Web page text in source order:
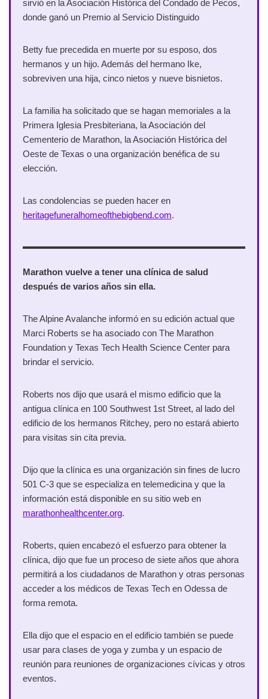
sirvió en la Asociación Histórica del Condado de Pecos,
donde ganó un Premio al Servicio Distinguido
Betty fue precedida en muerte por su esposo, dos
hermanos y un hijo. Además del hermano Ike,
sobreviven una hija, cinco nietos y nueve bisnietos.
La familia ha solicitado que se hagan memoriales a la
Primera Iglesia Presbiteriana, la Asociación del
Cementerio de Marathon, la Asociación Histórica del
Oeste de Texas o una organización benéfica de su
elección.
Las condolencias se pueden hacer en
heritagefuneralhomeofthebigbend.com.
Marathon vuelve a tener una clínica de salud
después de varios años sin ella.
The Alpine Avalanche informó en su edición actual que
Marci Roberts se ha asociado con The Marathon
Foundation y Texas Tech Health Science Center para
brindar el servicio.
Roberts nos dijo que usará el mismo edificio que la
antigua clínica en 100 Southwest 1st Street, al lado del
edificio de los hermanos Ritchey, pero no estará abierto
para visitas sin cita previa.
Dijo que la clínica es una organización sin fines de lucro
501 C-3 que se especializa en telemedicina y que la
información está disponible en su sitio web en
marathonhealthcenter.org.
Roberts, quien encabezó el esfuerzo para obtener la
clínica, dijo que fue un proceso de siete años que ahora
permitirá a los ciudadanos de Marathon y otras personas
acceder a los médicos de Texas Tech en Odessa de
forma remota.
Ella dijo que el espacio en el edificio también se puede
usar para clases de yoga y zumba y un espacio de
reunión para reuniones de organizaciones cívicas y otros
eventos.